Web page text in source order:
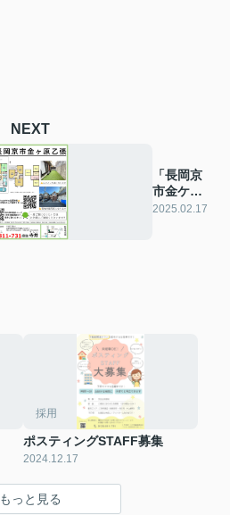
NEXT
「長岡京
市金ケ原
乙張」チ
2025.02.17
採用
ポスティングSTAFF募集
2024.12.17
もっと見る